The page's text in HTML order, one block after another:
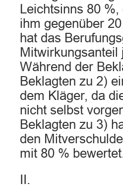
Leichtsinns 80
ihm gegenüber
hat das
Während der
Beklagten zu 2)
dem Kläger, da
nicht selbst
Beklagten zu 3)
den
mit 80 %
II.